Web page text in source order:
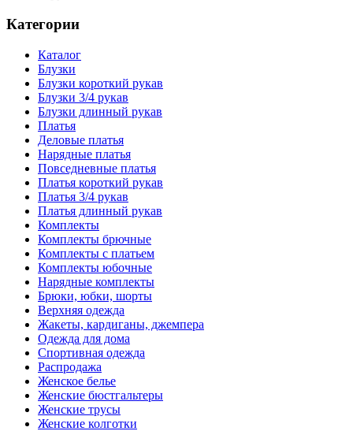
Категории
Каталог
Блузки
Блузки короткий рукав
Блузки 3/4 рукав
Блузки длинный рукав
Платья
Деловые платья
Нарядные платья
Повседневные платья
Платья короткий рукав
Платья 3/4 рукав
Платья длинный рукав
Комплекты
Комплекты брючные
Комплекты с платьем
Комплекты юбочные
Нарядные комплекты
Брюки, юбки, шорты
Верхняя одежда
Жакеты, кардиганы, джемпера
Одежда для дома
Спортивная одежда
Распродажа
Женское белье
Женские бюстгальтеры
Женские трусы
Женские колготки